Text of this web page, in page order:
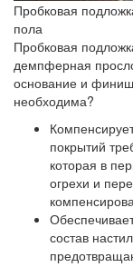
Пробковая
пола
Пробковая
демпферная
основание и
необходима?
покрытий
которая в
огрехи и
состав